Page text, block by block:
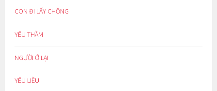
CON ĐI LẤY CHỒNG
YÊU THẦM
NGƯỜI Ở LẠI
YÊU LIỀU